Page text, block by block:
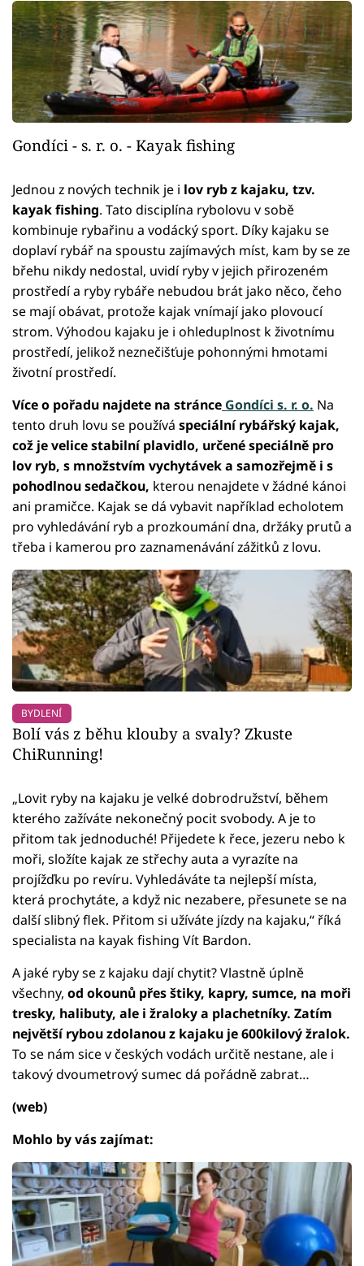
Gondíci - s. r. o. - Kayak fishing
Jednou z nových technik je i lov ryb z kajaku, tzv.
kayak fishing. Tato disciplína rybolovu v sobě
kombinuje rybařinu a vodácký sport. Díky kajaku se
doplaví rybář na spoustu zajímavých míst, kam by se ze
břehu nikdy nedostal, uvidí ryby v jejich přirozeném
prostředí a ryby rybáře nebudou brát jako něco, čeho
se mají obávat, protože kajak vnímají jako plovoucí
strom. Výhodou kajaku je i ohleduplnost k životnímu
prostředí, jelikož neznečišťuje pohonnými hmotami
životní prostředí.
Více o pořadu najdete na stránce Gondíci s. r. o. Na
tento druh lovu se používá speciální rybářský kajak,
což je velice stabilní plavidlo, určené speciálně pro
lov ryb, s množstvím vychytávek a samozřejmě i s
pohodlnou sedačkou, kterou nenajdete v žádné kánoi
ani pramičce. Kajak se dá vybavit například echolotem
pro vyhledávání ryb a prozkoumání dna, držáky prutů a
třeba i kamerou pro zaznamenávání zážitků z lovu.
BYDLENÍ
Bolí vás z běhu klouby a svaly? Zkuste
ChiRunning!
„Lovit ryby na kajaku je velké dobrodružství, během
kterého zažíváte nekonečný pocit svobody. A je to
přitom tak jednoduché! Přijedete k řece, jezeru nebo k
moři, složíte kajak ze střechy auta a vyrazíte na
projížďku po revíru. Vyhledáváte ta nejlepší místa,
která prochytáte, a když nic nezabere, přesunete se na
další slibný flek. Přitom si užíváte jízdy na kajaku,“ říká
specialista na kayak fishing Vít Bardon.
A jaké ryby se z kajaku dají chytit? Vlastně úplně
všechny, od okounů přes štiky, kapry, sumce, na moři
tresky, halibuty, ale i žraloky a plachetníky. Zatím
největší rybou zdolanou z kajaku je 600kilový žralok.
To se nám sice v českých vodách určitě nestane, ale i
takový dvoumetrový sumec dá pořádně zabrat…
(web)
Mohlo by vás zajímat: